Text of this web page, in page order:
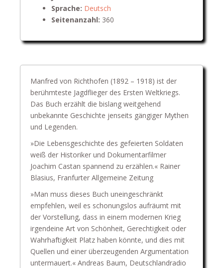
Sprache: Deutsch
Seitenanzahl: 360
Manfred von Richthofen (1892 – 1918) ist der
berühmteste Jagdflieger des Ersten Weltkriegs.
Das Buch erzählt die bislang weitgehend
unbekannte Geschichte jenseits gängiger Mythen
und Legenden.
»Die Lebensgeschichte des gefeierten Soldaten
weiß der Historiker und Dokumentarfilmer
Joachim Castan spannend zu erzählen.« Rainer
Blasius, Franfurter Allgemeine Zeitung
»Man muss dieses Buch uneingeschränkt
empfehlen, weil es schonungslos aufräumt mit
der Vorstellung, dass in einem modernen Krieg
irgendeine Art von Schönheit, Gerechtigkeit oder
Wahrhaftigkeit Platz haben könnte, und dies mit
Quellen und einer überzeugenden Argumentation
untermauert.« Andreas Baum, Deutschlandradio